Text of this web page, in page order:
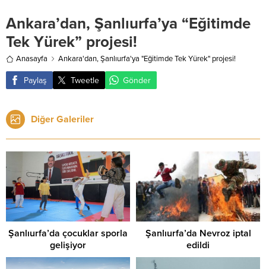
Ankara’dan, Şanlıurfa’ya “Eğitimde
Tek Yürek” projesi!
Anasayfa Ankara'dan, Şanlıurfa'ya "Eğitimde Tek Yürek" projesi!
Paylaş Tweetle Gönder
Diğer Galeriler
Şanlıurfa’da çocuklar sporla
gelişiyor
Şanlıurfa’da Nevroz iptal
edildi